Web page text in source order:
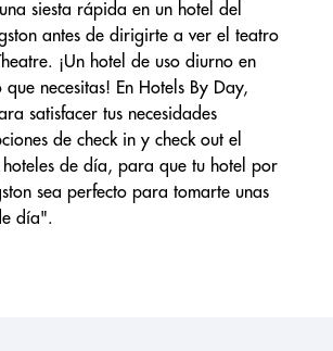
siesta rápida en un hotel del
antes de dirigirte a ver el teatro
¡Un hotel de uso diurno en
que necesitas! En Hotels By Day,
satisfacer tus necesidades
de check in y check out el
de día, para que tu hotel por
sea perfecto para tomarte unas
día".